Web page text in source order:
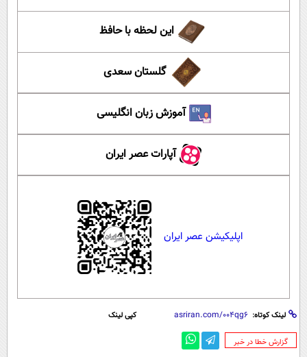
این لحظه با حافظ
گلستان سعدی
آموزش زبان انگلیسی
آپارات عصر ایران
اپلیکیشن عصر ایران
لینک کوتاه: کپی لینک
‌گزارش خطا در خبر